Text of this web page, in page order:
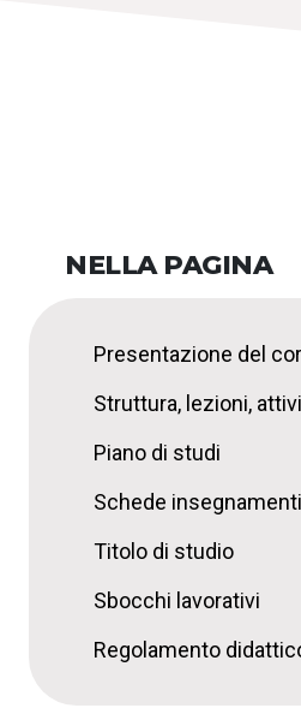
NELLA PAGINA
Presentazione del
Struttura, lezioni,
Piano di studi
Schede insegnamenti
Titolo di studio
Sbocchi lavorativi
Regolamento